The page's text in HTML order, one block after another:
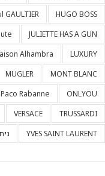
HUGO BOSS
GAULTIER
JULIETTE HAS A GUN
LUXURY
Alhambra
MONT BLANC
MUGLER
ONLYOU
Paco Rabanne
TRUSSARDI
VERSACE
YVES SAINT LAURENT